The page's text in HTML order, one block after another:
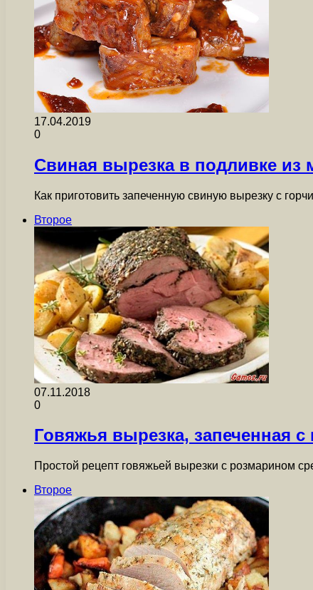
17.04.2019
0
Свиная вырезка в подливке из
Как приготовить запеченную свиную вырезку с
Второе
07.11.2018
0
Говяжья вырезка, запеченная
Простой рецепт говяжьей вырезки с розмарином
Второе